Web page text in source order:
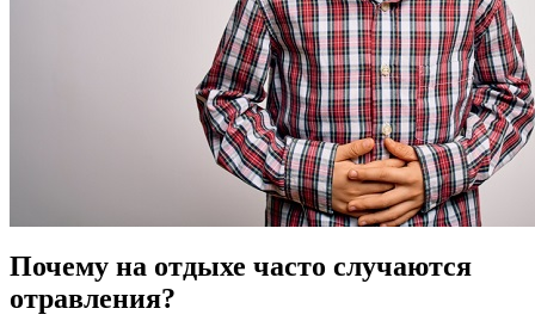
Почему на отдыхе часто случаются
отравления?